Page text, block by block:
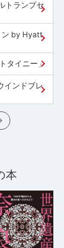
トランプセ
ン by Hyatt
タイニー」
インドブレ
本